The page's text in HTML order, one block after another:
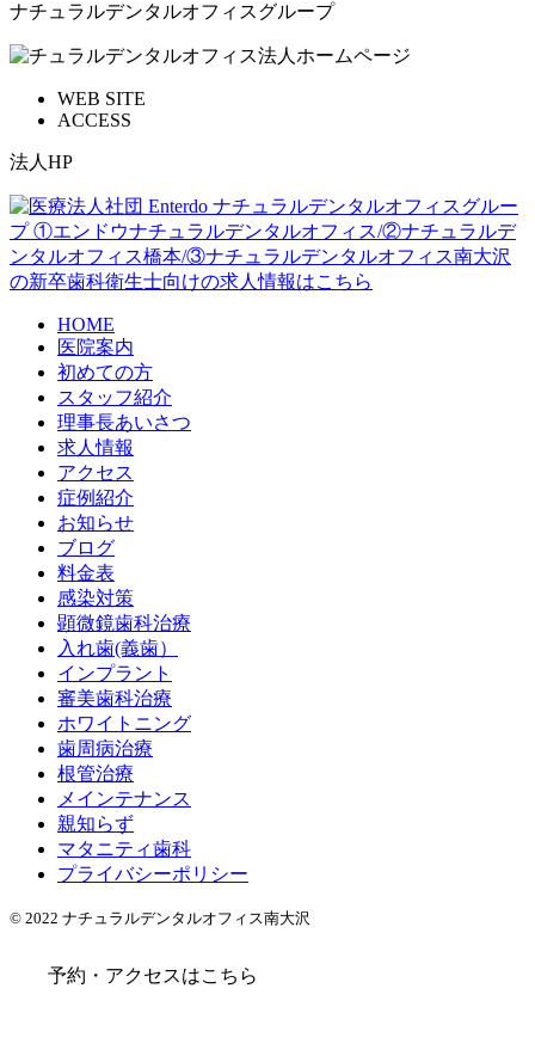
ナチュラルデンタルオフィスグループ
WEB SITE
ACCESS
法人HP
HOME
医院案内
初めての方
スタッフ紹介
理事長あいさつ
求人情報
アクセス
症例紹介
お知らせ
ブログ
料金表
感染対策
顕微鏡歯科治療
入れ歯(義歯）
インプラント
審美歯科治療
ホワイトニング
歯周病治療
根管治療
メインテナンス
親知らず
マタニティ歯科
プライバシーポリシー
© 2022 ナチュラルデンタルオフィス南大沢
予約・アクセスはこちら